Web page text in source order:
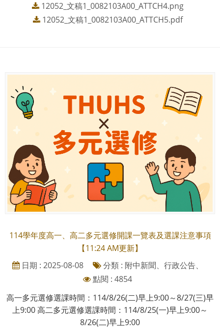
12052_文稿1_0082103A00_ATTCH4.png
12052_文稿1_0082103A00_ATTCH5.pdf
114學年度高一、高二多元選修開課一覽表及選課注意事項
【11:24 AM更新】
日期 : 2025-08-08
分類 : 附中新聞、行政公告、
點閱 : 4854
高一多元選修選課時間：114/8/26(二)早上9:00～8/27(三)早
上9:00 高二多元選修選課時間：114/8/25(一)早上9:00～
8/26(二)早上9:00